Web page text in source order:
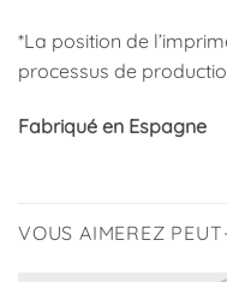
*La position de
processus de
Fabriqué en Espagne
VOUS AIMEREZ